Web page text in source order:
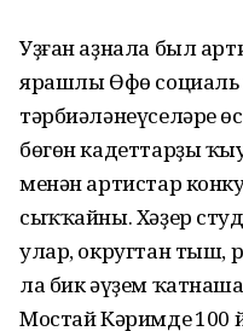
Уҙған аҙнала был
ярашлы Өфө
тәрбиәләнеүселәре
бөгөн кадеттарҙы
менән артистар
сыҡҡайны. Хәҙер
улар, округтан тыш,
ла бик әүҙем
Мостай Кәримдең